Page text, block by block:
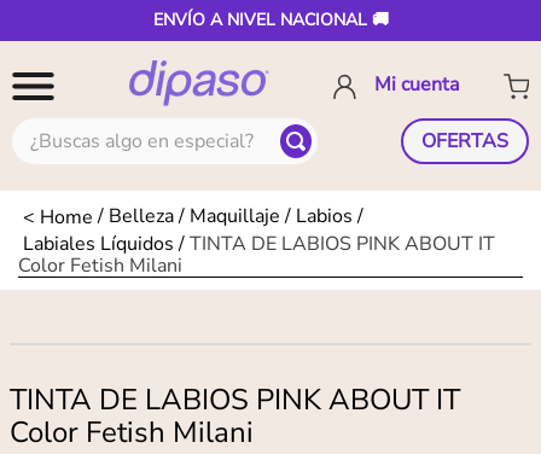
ENVÍO A NIVEL NACIONAL 🚚
¿Buscas algo en especial? OFERTAS
Belleza Maquillaje
Labios
Labiales Líquidos
TINTA DE LABIOS PINK ABOUT IT
Color Fetish Milani
TINTA DE LABIOS PINK ABOUT IT
Color Fetish Milani